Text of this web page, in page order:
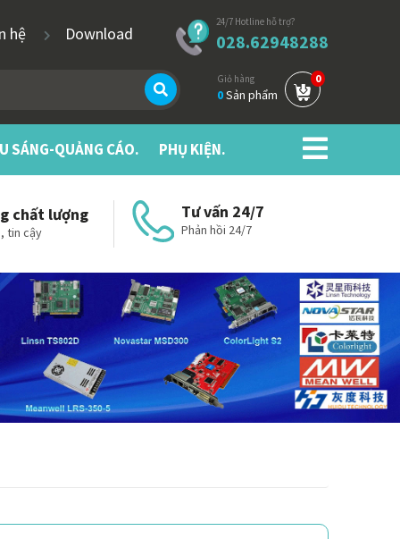
hệ Download
24/7 Hotline hỗ trợ?
028.62948288
Giỏ hàng
0Sản phẩm
0
SÁNG-QUẢNG CÁO. PHỤ KIỆN.
chất lượng
tin cậy
Tư vấn 24/7
Phản hồi 24/7